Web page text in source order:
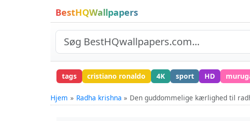
BestHQWallpapers
tags cristiano ronaldo 4K sport HD
Hjem Radha krishna Den guddommelige kærlighed til